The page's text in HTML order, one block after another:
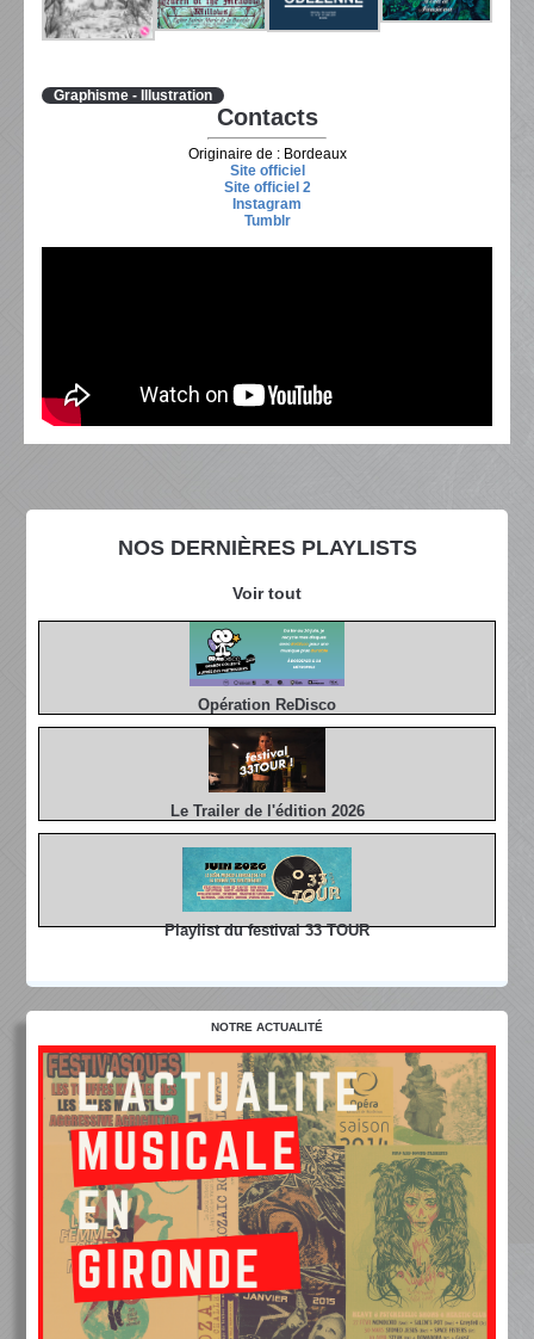
NOS DERNIÈRES PLAYLISTS
Voir tout
Opération ReDisco
Le Trailer de l'édition 2026
Playlist du festival 33 TOUR
Graphisme - Illustration
Contacts
Originaire de : Bordeaux
Site officiel
Site officiel 2
Instagram
Tumblr
NOTRE ACTUALITÉ